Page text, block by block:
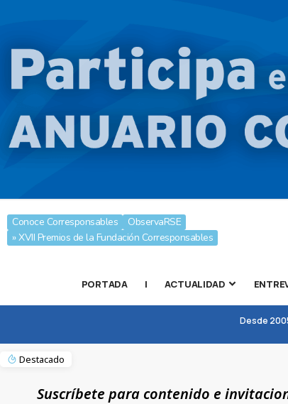
Conoce Corresponsables
ObservaRSE
» XVII Premios de la Fundación Corresponsables
PORTADA | ACTUALIDAD
Desde
Destacado
Suscríbete para contenido e